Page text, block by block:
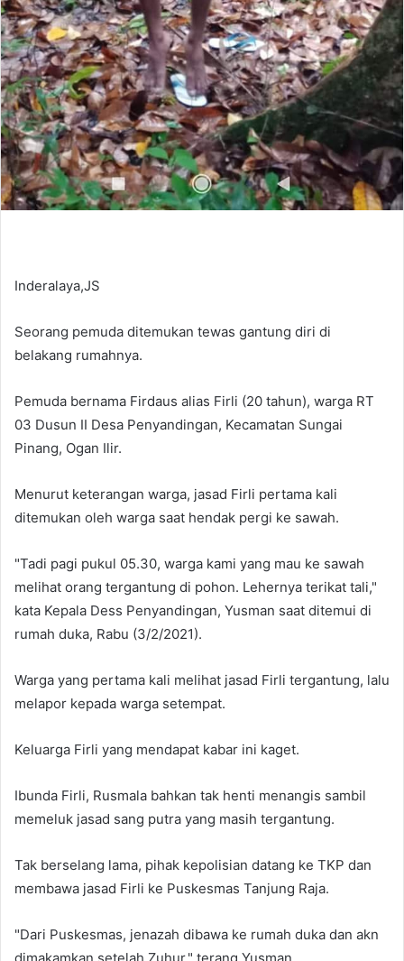
Inderalaya,JS
Seorang pemuda ditemukan tewas gantung diri di
belakang rumahnya.
Pemuda bernama Firdaus alias Firli (20 tahun), warga RT
03 Dusun II Desa Penyandingan, Kecamatan Sungai
Pinang, Ogan Ilir.
Menurut keterangan warga, jasad Firli pertama kali
ditemukan oleh warga saat hendak pergi ke sawah.
"Tadi pagi pukul 05.30, warga kami yang mau ke sawah
melihat orang tergantung di pohon. Lehernya terikat tali,"
kata Kepala Dess Penyandingan, Yusman saat ditemui di
rumah duka, Rabu (3/2/2021).
Warga yang pertama kali melihat jasad Firli tergantung, lalu
melapor kepada warga setempat.
Keluarga Firli yang mendapat kabar ini kaget.
Ibunda Firli, Rusmala bahkan tak henti menangis sambil
memeluk jasad sang putra yang masih tergantung.
Tak berselang lama, pihak kepolisian datang ke TKP dan
membawa jasad Firli ke Puskesmas Tanjung Raja.
"Dari Puskesmas, jenazah dibawa ke rumah duka dan akn